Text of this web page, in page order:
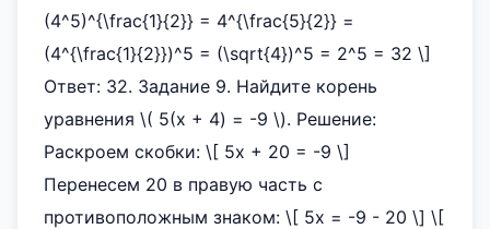
(4^5)^{\frac{1}{2}} = 4^{\frac{5}{2}} =
(4^{\frac{1}{2}})^5 = (\sqrt{4})^5 = 2^5 = 32 \]
Ответ: 32. Задание 9. Найдите корень
уравнения \( 5(x + 4) = -9 \). Решение:
Раскроем скобки: \[ 5x + 20 = -9 \]
Перенесем 20 в правую часть с
противоположным знаком: \[ 5x = -9 - 20 \] \[